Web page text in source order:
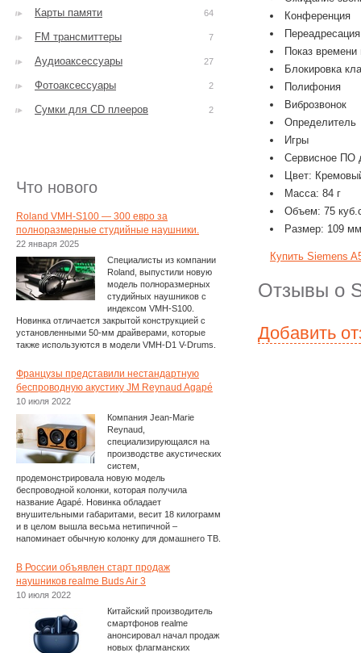
Конференция
Переадресация
Показ времени
Блокировка
Полифония
Виброзвонок
Определитель
Игры
Сервисное ПО
Цвет:
Масса: 84 г
Объем: 75
Размер: 109
Купить Siemens
Отзывы о
Добавить
Карты памяти 64
FM трансмиттеры 7
Аудиоаксессуары 27
Фотоаксессуары 2
Сумки для CD плееров 2
Что нового
Roland VMH-S100 — 300 евро за
полноразмерные студийные наушники.
22 января 2025
Специалисты из компании
Roland, выпустили новую
модель полноразмерных
студийных наушников с
индексом VMH-S100.
Новинка отличается закрытой конструкцией с
установленными 50-мм драйверами, которые
также используются в модели VMH-D1 V-Drums.
Французы представили нестандартную
беспроводную акустику JM Reynaud Agapé
10 июля 2022
Компания Jean-Marie
Reynaud,
специализирующаяся на
производстве акустических
систем,
продемонстрировала новую модель
беспроводной колонки, которая получила
название Agapé. Новинка обладает
внушительными габаритами, весит 18 килограмм
и в целом вышла весьма нетипичной –
напоминает обычную колонку для домашнего ТВ.
В России объявлен старт продаж
наушников realme Buds Air 3
10 июля 2022
Китайский производитель
смартфонов realme
анонсировал начал продаж
новых флагманских